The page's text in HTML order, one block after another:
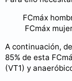
FCmáx
FCmáx
A continuación,
85% de esta
(VT1) y